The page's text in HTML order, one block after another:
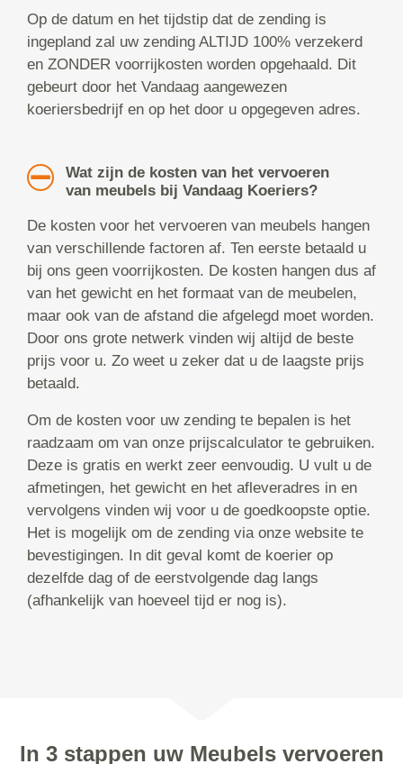
Op de datum en het tijdstip dat de zending is
ingepland zal uw zending ALTIJD 100% verzekerd
en ZONDER voorrijkosten worden opgehaald. Dit
gebeurt door het Vandaag aangewezen
koeriersbedrijf en op het door u opgegeven adres.
Wat zijn de kosten van het vervoeren
van meubels bij Vandaag Koeriers?
De kosten voor het vervoeren van meubels hangen
van verschillende factoren af. Ten eerste betaald u
bij ons geen voorrijkosten. De kosten hangen dus af
van het gewicht en het formaat van de meubelen,
maar ook van de afstand die afgelegd moet worden.
Door ons grote netwerk vinden wij altijd de beste
prijs voor u. Zo weet u zeker dat u de laagste prijs
betaald.
Om de kosten voor uw zending te bepalen is het
raadzaam om van onze prijscalculator te gebruiken.
Deze is gratis en werkt zeer eenvoudig. U vult u de
afmetingen, het gewicht en het afleveradres in en
vervolgens vinden wij voor u de goedkoopste optie.
Het is mogelijk om de zending via onze website te
bevestigingen. In dit geval komt de koerier op
dezelfde dag of de eerstvolgende dag langs
(afhankelijk van hoeveel tijd er nog is).
In 3 stappen uw Meubels vervoeren